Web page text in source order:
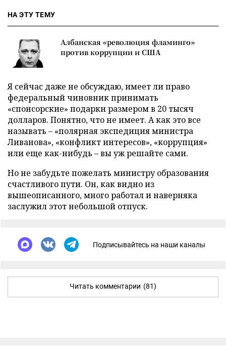
НА ЭТУ ТЕМУ
Албанская «революция фламинго»
против коррупции и США
Я сейчас даже не обсуждаю, имеет ли право
федеральный чиновник принимать
«спонсорские» подарки размером в 20 тысяч
долларов. Понятно, что не имеет. А как это все
называть – «полярная экспедиция министра
Ливанова», «конфликт интересов», «коррупция»
или еще как-нибудь – вы уж решайте сами.
Но не забудьте пожелать министру образования
счастливого пути. Он, как видно из
вышеописанного, много работал и наверняка
заслужил этот небольшой отпуск.
Подписывайтесь на наши каналы
Читать комментарии (81)